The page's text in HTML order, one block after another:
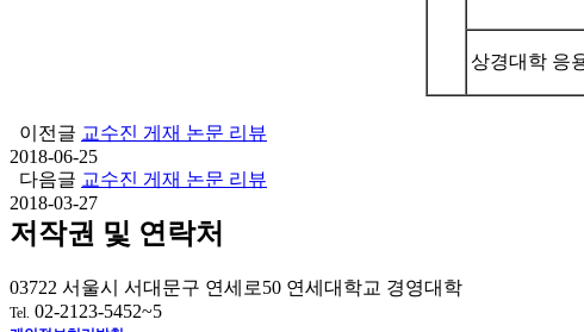
상경대학 응
이전글 교수진 게재 논문 리뷰
2018-06-25
다음글 교수진 게재 논문 리뷰
2018-03-27
저작권 및 연락처
03722 서울시 서대문구 연세로50 연세대학교 경영대학
Tel. 02-2123-5452~5